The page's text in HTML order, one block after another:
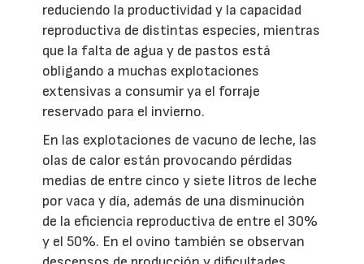
reduciendo la productividad y la capacidad
reproductiva de distintas especies, mientras
que la falta de agua y de pastos está
obligando a muchas explotaciones
extensivas a consumir ya el forraje
reservado para el invierno.
En las explotaciones de vacuno de leche, las
olas de calor están provocando pérdidas
medias de entre cinco y siete litros de leche
por vaca y día, además de una disminución
de la eficiencia reproductiva de entre el 30%
y el 50%. En el ovino también se observan